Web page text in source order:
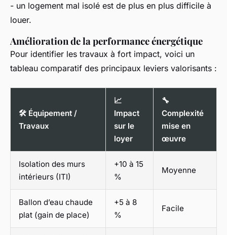
- un logement mal isolé est de plus en plus difficile à
louer.
Amélioration de la performance énergétique
Pour identifier les travaux à fort impact, voici un
tableau comparatif des principaux leviers valorisants :
🛠️ Équipement /
Travaux
📈
Impact
sur le
loyer
🔧
Complexité
mise en
œuvre
Isolation des murs
intérieurs (ITI)
+10 à 15
%
Moyenne
Ballon d’eau chaude
plat (gain de place)
+5 à 8
%
Facile